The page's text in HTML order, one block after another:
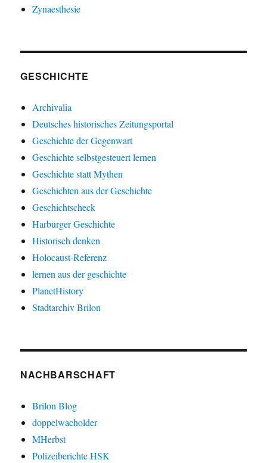
Zynaesthesie
GESCHICHTE
Archivalia
Deutsches historisches Zeitungsportal
Geschichte der Gegenwart
Geschichte selbstgesteuert lernen
Geschichte statt Mythen
Geschichten aus der Geschichte
Geschichtscheck
Harburger Geschichte
Historisch denken
Holocaust-Referenz
lernen aus der geschichte
PlanetHistory
Stadtarchiv Brilon
NACHBARSCHAFT
Brilon Blog
doppelwacholder
MHerbst
Polizeiberichte HSK